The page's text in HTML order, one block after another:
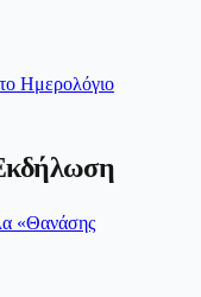
Ημερολόγιο
«Θανάσης